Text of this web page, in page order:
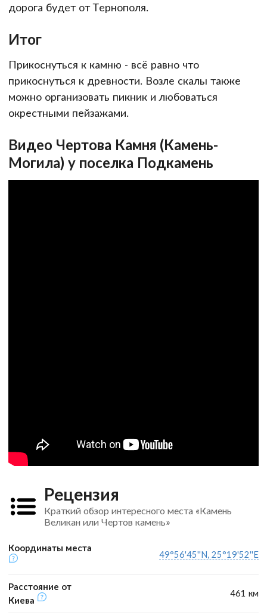
дорога будет от Тернополя.
Итог
Прикоснуться к камню - всё равно что
прикоснуться к древности. Возле скалы также
можно организовать пикник и любоваться
окрестными пейзажами.
Видео Чертова Камня (Камень-
Могила) у поселка Подкамень
Рецензия
Краткий обзор интересного места «Камень
Великан или Чертов камень»
Координаты места
49°56'45''N, 25°19'52''E
Расстояние от
Киева
461 км